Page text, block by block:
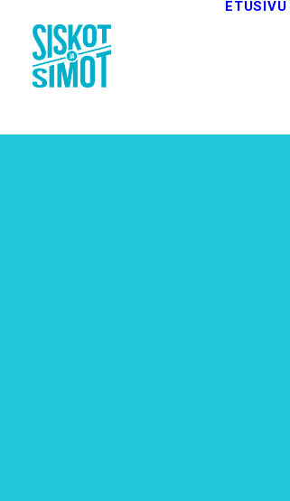
ETUSIVU